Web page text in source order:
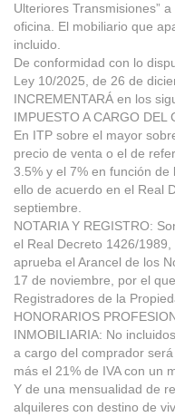
Ulteriores Transmisiones”
oficina. El mobiliario que
incluido.
De conformidad con lo
Ley 10/2025, de 26 de
INCREMENTARÁ en los
IMPUESTO A CARGO DEL
En ITP sobre el mayor
precio de venta o el de
3.5% y el 7% en función
ello de acuerdo en el Real
septiembre.
NOTARIA Y REGISTRO:
el Real Decreto 1426/
aprueba el Arancel de los
17 de noviembre, por el
Registradores de la
HONORARIOS
INMOBILIARIA: No
a cargo del comprador
más el 21% de IVA con un
Y de una mensualidad de
alquileres con destino de